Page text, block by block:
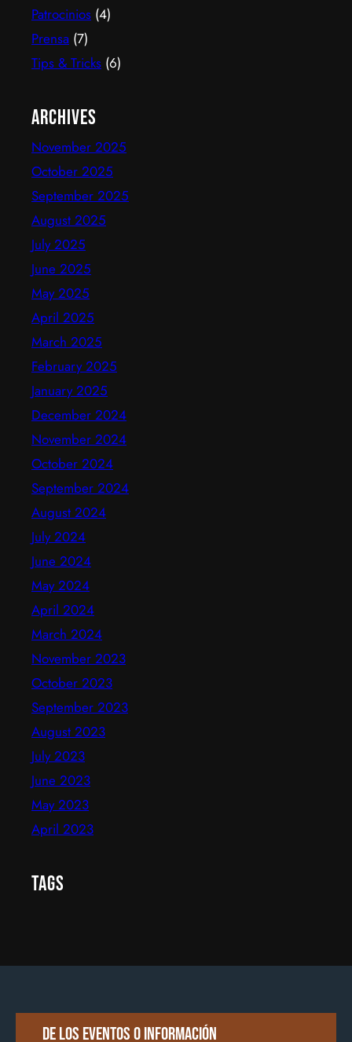
Patrocinios (4)
Prensa (7)
Tips & Tricks (6)
Archives
November 2025
October 2025
September 2025
August 2025
July 2025
June 2025
May 2025
April 2025
March 2025
February 2025
January 2025
December 2024
November 2024
October 2024
September 2024
August 2024
July 2024
June 2024
May 2024
April 2024
March 2024
November 2023
October 2023
September 2023
August 2023
July 2023
June 2023
May 2023
April 2023
Tags
De los eventos o información